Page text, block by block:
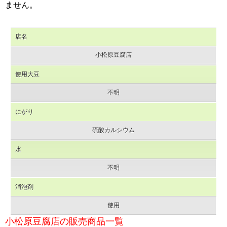
ません。
店名
小松原豆腐店
使用大豆
不明
にがり
硫酸カルシウム
水
不明
消泡剤
使用
小松原豆腐店の販売商品一覧